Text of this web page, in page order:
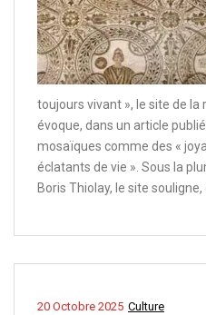
toujours vivant », le site de la
évoque, dans un article
mosaïques comme des «
éclatants de vie ». Sous la
Boris Thiolay, le site souligne,
Culture
20 Octobre 2025